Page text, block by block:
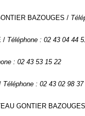
BAZOUGES /
/ Téléphone : 02 43 04 44
: 02 43 53 15 22
Téléphone : 02 43 02 98 37
GONTIER